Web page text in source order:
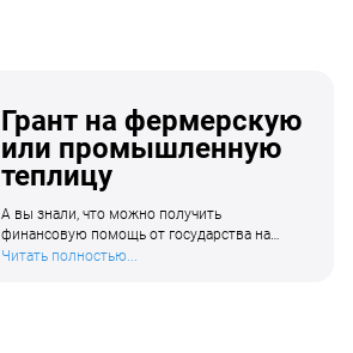
Грант на фермерскую
или промышленную
теплицу
А вы знали, что можно получить
финансовую помощь от государства на
приобретение промышленной теплицы?
Читать полностью...